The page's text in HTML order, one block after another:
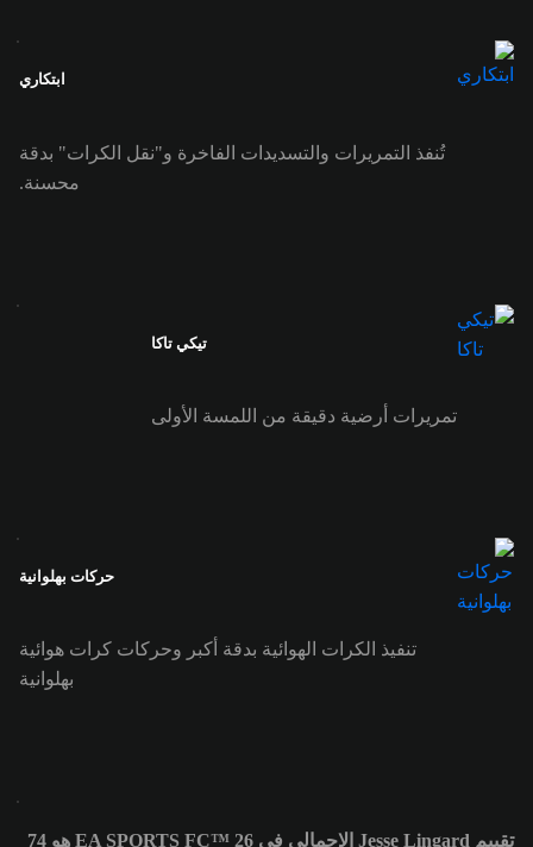
ابتكاري
تُنفذ التمريرات والتسديدات الفاخرة و"نقل الكرات" بدقة
محسنة.
تيكي تاكا
تمريرات أرضية دقيقة من اللمسة الأولى
حركات بهلوانية
تنفيذ الكرات الهوائية بدقة أكبر وحركات كرات هوائية
بهلوانية
تقييم Jesse Lingard الإجمالي في EA SPORTS FC™ 26 هو 74